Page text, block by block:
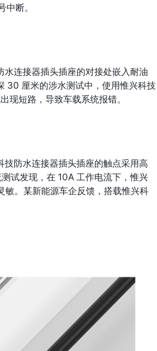
断。
连接器插头插座的对接处嵌入耐油
30 厘米的涉水测试中，使用惟兴科技
现短路，导致车载系统报错。
防水连接器插头插座的触点采用高
试发现，在 10A 工作电流下，惟兴
。某新能源车企反馈，搭载惟兴科